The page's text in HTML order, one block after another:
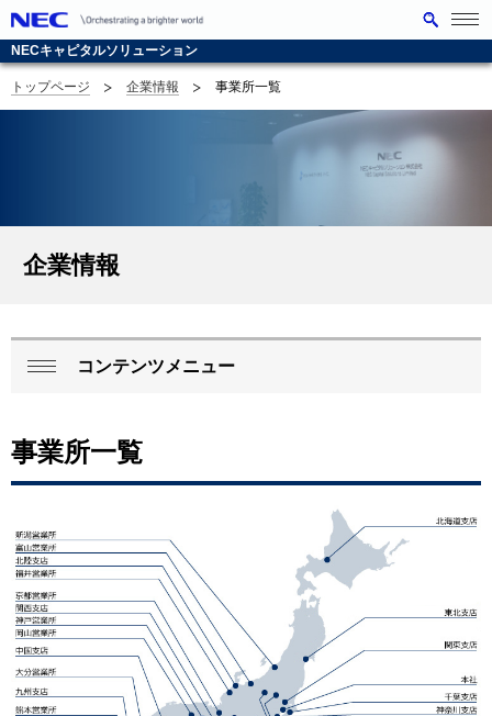
NECキャピタルソリューション
メニ
ュー
く
G
b
N
サ
内
の
在
トップページ 企業情報 事業所一覧
企業情報
ロ
カ
ナ
ビ
ゲ
ー
シ
る
コンテンツメニュー
事業所一覧